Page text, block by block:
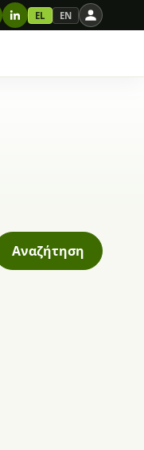
EL EN
Αναζήτηση